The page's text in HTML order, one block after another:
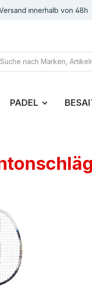
innerhalb von 48h
PADEL